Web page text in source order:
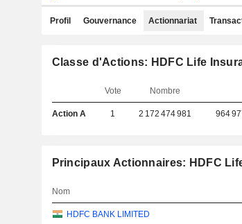
Profil Gouvernance Actionnariat
Classe d'Actions: HDFC Life
Vote Nombre
Action A 1 2 172 474 981 964
Principaux Actionnaires: HDFC
Nom
HDFC BANK LIMITED